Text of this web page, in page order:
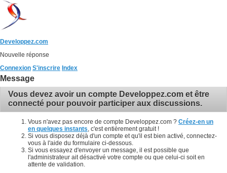
Developpez.com
Nouvelle réponse
Connexion S'inscrire Index
Message
Vous devez avoir un compte Developpez.com et être
connecté pour pouvoir participer aux discussions.
Vous n'avez pas encore de compte Developpez.com ? Créez-en un
en quelques instants , c'est entièrement gratuit !
Si vous disposez déjà d'un compte et qu'il est bien activé, connectez-
vous à l'aide du formulaire ci-dessous.
Si vous essayez d'envoyer un message, il est possible que
l'administrateur ait désactivé votre compte ou que celui-ci soit en
attente de validation.